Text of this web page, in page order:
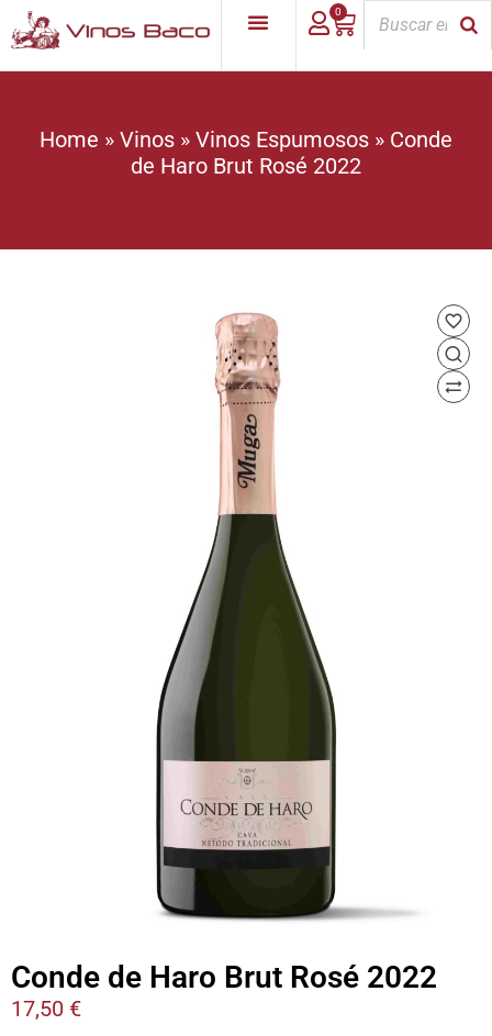
0
Home » Vinos » Vinos Espumosos » Conde
de Haro Brut Rosé 2022
Conde de Haro Brut Rosé 2022
17,50 €